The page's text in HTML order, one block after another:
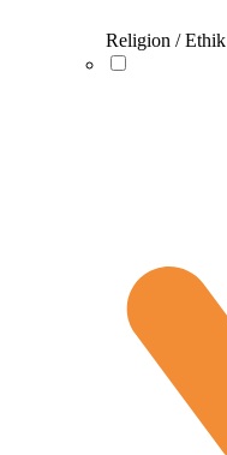
Religion / Ethik